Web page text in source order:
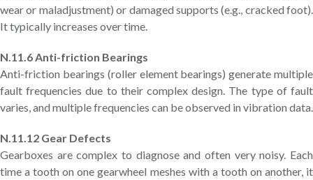
wear or maladjustment) or damaged supports (e.g., cracked foot).
It typically increases over time.
N.11.6 Anti-friction Bearings
Anti-friction bearings (roller element bearings) generate multiple
fault frequencies due to their complex design. The type of fault
varies, and multiple frequencies can be observed in vibration data.
N.11.12 Gear Defects
Gearboxes are complex to diagnose and often very noisy. Each
time a tooth on one gearwheel meshes with a tooth on another, it